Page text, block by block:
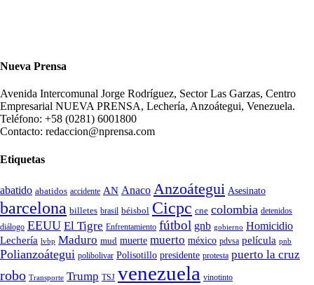
Nueva Prensa
Avenida Intercomunal Jorge Rodríguez, Sector Las Garzas, Centro
Empresarial NUEVA PRENSA, Lechería, Anzoátegui, Venezuela.
Teléfono: +58 (0281) 6001800
Contacto: redaccion@nprensa.com
Etiquetas
abatido abatidos accidente AN Anaco Anzoátegui Asesinato
barcelona billetes brasil béisbol Cicpc cne colombia detenidos
diálogo EEUU El Tigre Enfrentamiento fútbol gnb gobierno Homicidio
Lechería lvbp Maduro mud muerte muerto méxico pdvsa película pnb
Polianzoátegui polibolivar Polisotillo presidente protesta puerto la cruz
robo Transporte Trump TSJ venezuela vinotinto